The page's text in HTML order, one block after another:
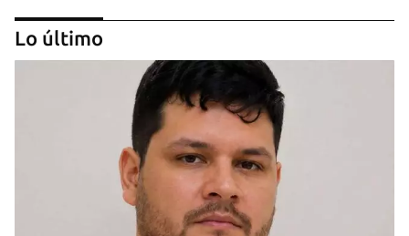
EE UU duplica sus ventas de combustible al
Lo último